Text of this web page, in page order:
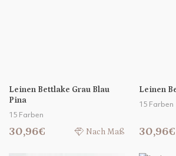
Leinen Bettlake Grau Blau
Pina
15 Farben
30,96€ Nach Maß
Leinen
15 Farben
30,96€